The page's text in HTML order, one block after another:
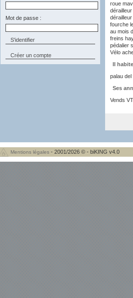
Mot de passe :
Créer un compte
roue
fourche
au mois
freins
pédalier
Vélo
Il
palau
Ses
Vends
Mentions légales - 2001/2026 © - biKING v4.0